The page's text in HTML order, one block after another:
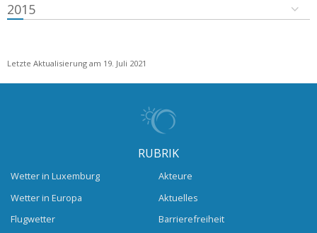
2015
Letzte Aktualisierung am 19. Juli 2021
RUBRIK
Wetter in Luxemburg
Wetter in Europa
Flugwetter
Akteure
Aktuelles
Barrierefreiheit